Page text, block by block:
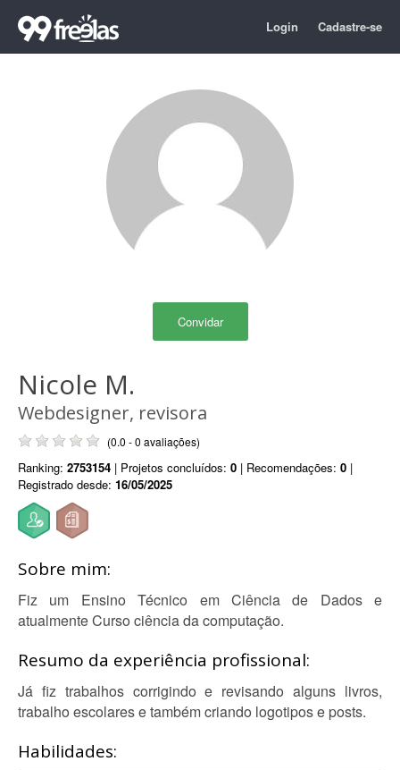
Login Cadastre-se
Convidar
Nicole M.
Webdesigner, revisora
(0.0 - 0 avaliações)
Ranking: 2753154 | Projetos concluídos: 0 | Recomendações: 0 |
Registrado desde: 16/05/2025
Sobre mim:
Fiz um Ensino Técnico em Ciência de Dados e
atualmente Curso ciência da computação.
Resumo da experiência profissional:
Já fiz trabalhos corrigindo e revisando alguns livros,
trabalho escolares e também criando logotipos e posts.
Habilidades: